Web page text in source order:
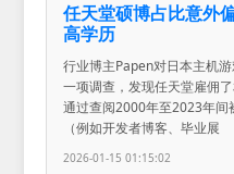
任天堂硕博占比意外
高学历
行业博主Papen对日本主机
一项调查，发现任天堂雇佣
通过查阅2000年至2023年间
（例如开发者博客、毕业展
2026-01-15 01:15:02